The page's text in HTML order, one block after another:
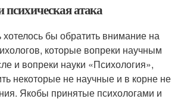
атака
бы обратить внимание на
которые вопреки научным
и вопреки науки «Психология»,
некоторые не научные и в корне не
Якобы принятые психологами и